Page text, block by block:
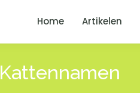
Home Artikelen
Kattennamen